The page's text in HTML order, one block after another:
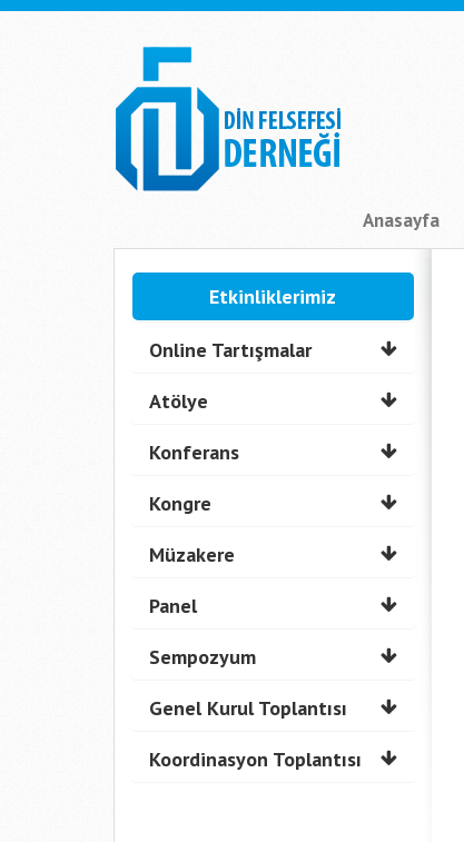
Anasayfa
Etkinliklerimiz
Online Tartışmalar
Atölye
Konferans
Kongre
Müzakere
Panel
Sempozyum
Genel Kurul Toplantısı
Koordinasyon Toplantısı